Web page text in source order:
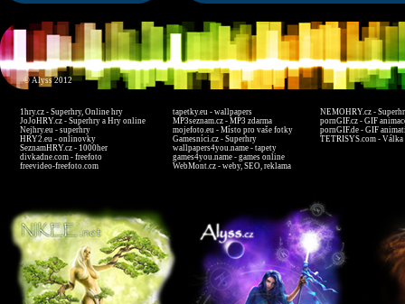
© Alyss 2012
1hry.cz - Superhry, Online hry
JoJoHRY.cz - Superhry a Hry online
Nejhry.eu - superhry
HRY2.eu - onlinovky
SeznamHRY.cz - 1000her
divkadne.com - freefoto
freevideo-freefoto.com
tapetky.eu - wallpapers
MP3seznam.cz - MP3 zdarma
mojefoto.eu - Místo pro vaše fotky
Gamesníci.cz - Superhry
wallpapers4you.name - tapety
games4you.name - games online
WebMont.cz - weby, SEO, reklama
NEMOHRY.cz -
pornGIF.cz - GIF
pornGIF.de - GIF
TETRISYS.com - Válka